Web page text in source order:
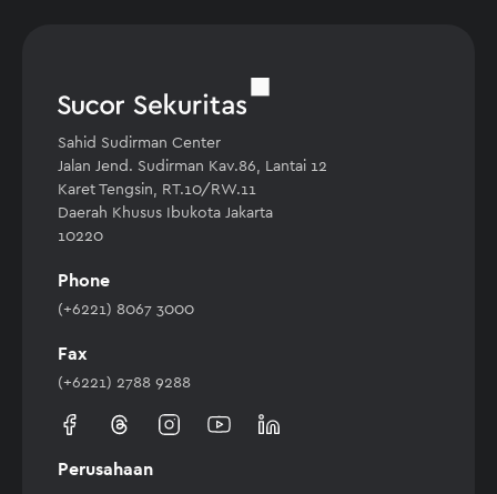
Sahid Sudirman Center
Jalan Jend. Sudirman Kav.86, Lantai 12
Karet Tengsin, RT.10/RW.11
Daerah Khusus Ibukota Jakarta
10220
Phone
(+6221) 8067 3000
Fax
(+6221) 2788 9288
Perusahaan